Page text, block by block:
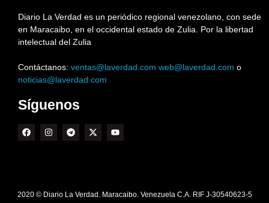
Diario La Verdad es un periódico regional venezolano, con sede
en Maracaibo, en el occidental estado de Zulia. Por la libertad
intelectual del Zulia
Contáctanos: ventas@laverdad.com web@laverdad.com o
noticias@laverdad.com
Síguenos
2020 © Diario La Verdad. Maracaibo. Venezuela C.A. RIF J-30540623-5